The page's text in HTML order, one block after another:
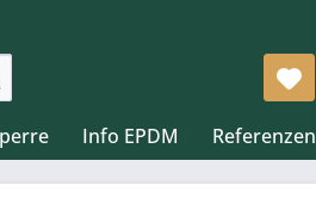
Info EPDM Referenzen